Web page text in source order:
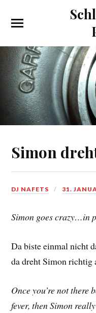
Simon
DJ NAFETS 31.
Simon goes crazy…in
Da biste einmal nicht
da dreht Simon
Once you’re not there
fever, then Simon